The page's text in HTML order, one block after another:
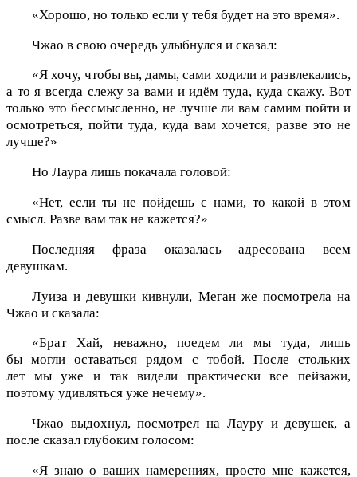
«Хорошо, но только если у тебя будет на это время».
Чжао в свою очередь улыбнулся и сказал:
«Я хочу, чтобы вы, дамы, сами ходили и развлекались,
а то я всегда слежу за вами и идём туда, куда скажу. Вот
только это бессмысленно, не лучше ли вам самим пойти и
осмотреться, пойти туда, куда вам хочется, разве это не
лучше?»
Но Лаура лишь покачала головой:
«Нет, если ты не пойдешь с нами, то какой в этом
смысл. Разве вам так не кажется?»
Последняя фраза оказалась адресована всем
девушкам.
Луиза и девушки кивнули, Меган же посмотрела на
Чжао и сказала:
«Брат Хай, неважно, поедем ли мы туда, лишь
бы могли оставаться рядом с тобой. После стольких
лет мы уже и так видели практически все пейзажи,
поэтому удивляться уже нечему».
Чжао выдохнул, посмотрел на Лауру и девушек, а
после сказал глубоким голосом:
«Я знаю о ваших намерениях, просто мне кажется,